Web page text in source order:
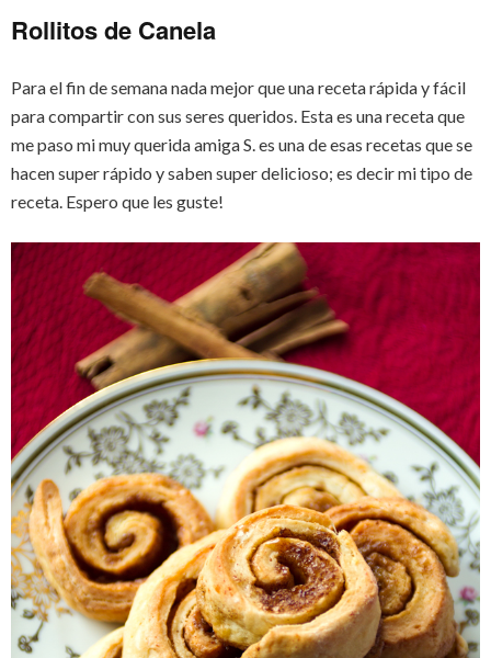
Rollitos de Canela
Para el fin de semana nada mejor que una receta rápida y fácil
para compartir con sus seres queridos. Esta es una receta que
me paso mi muy querida amiga S. es una de esas recetas que se
hacen super rápido y saben super delicioso; es decir mi tipo de
receta. Espero que les guste!